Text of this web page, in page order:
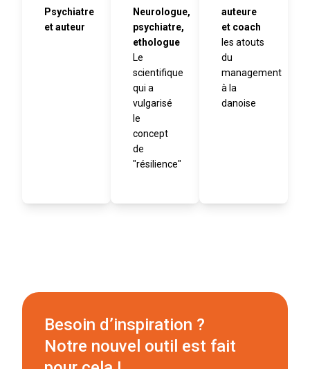
Psychiatre
et auteur
Neurologue,
psychiatre,
ethologue
Le
scientifique
qui a
vulgarisé
le
concept
de
"résilience"
auteure
et coach
les atouts
du
management
à la
danoise
Besoin d’inspiration ?
Notre nouvel outil est fait